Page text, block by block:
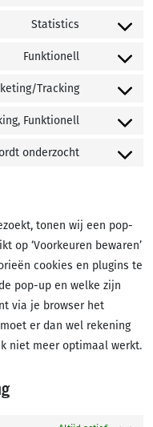
service
hubspot
Statistics
Consent
google-
Funktionell
Consent
Tracking
Consent
google-
Funktionell
Consent
onderzocht
Consent
diversen
tonen wij een pop-
op ‘Voorkeuren bewaren’
cookies en plugins te
pop-up en welke zijn
via je browser het
er dan wel rekening
niet meer optimaal werkt.